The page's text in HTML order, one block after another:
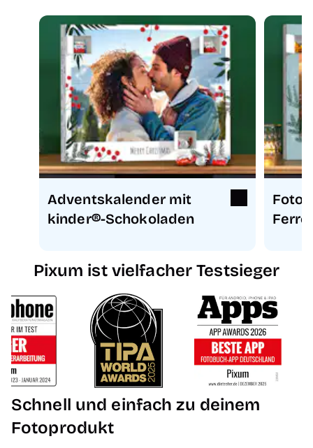
Adventskalender mit
kinder®-Schokoladen
Pixum ist vielfacher Testsieger
Schnell und einfach zu deinem
Fotoprodukt